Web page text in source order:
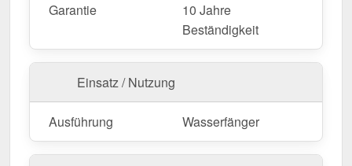
Garantie
10 Jahre
Beständigkeit
Einsatz / Nutzung
Ausführung Wasserfänger